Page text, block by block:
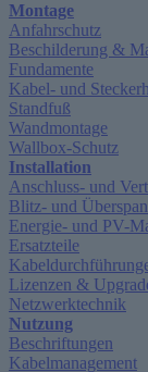
Montage
Anfahrschutz
Beschilderung &
Fundamente
Kabel- und
Standfuß
Wandmontage
Wallbox-Schutz
Installation
Anschluss- und
Blitz- und
Energie- und PV-
Ersatzteile
Lizenzen &
Netzwerktechnik
Nutzung
Beschriftungen
Kabelmanagement